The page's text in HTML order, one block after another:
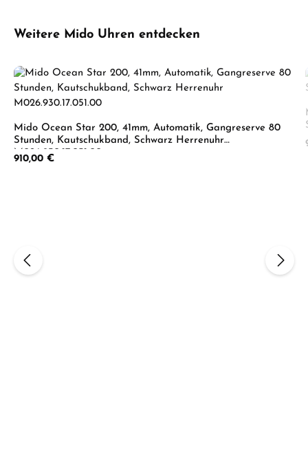
Produktgalerie überspringen
Weitere Mido Uhren entdecken
Mido Ocean Star 200, 41mm, Automatik, Gangreserve 80
Stunden, Kautschukband, Schwarz Herrenuhr
M026.930.17.051.00
Regulärer Preis:
910,00 €